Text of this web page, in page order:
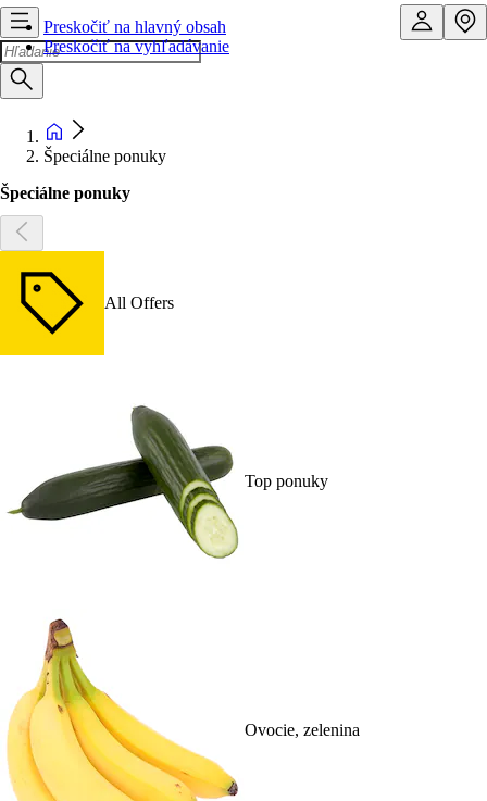
Preskočiť na hlavný obsah
Preskočiť na vyhľadávanie
Špeciálne ponuky
Špeciálne ponuky
All Offers
Top ponuky
Ovocie, zelenina